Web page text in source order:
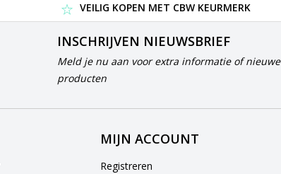
VEILIG KOPEN MET CBW KEURMERK
INSCHRIJVEN NIEUWSBRIEF
Meld je nu aan voor extra informatie of nieuwe
producten
MIJN ACCOUNT
Registreren